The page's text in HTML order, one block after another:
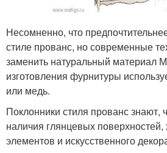
Несомненно, что
стиле прованс, но современные
заменить натуральный материал
изготовления фурнитуры
или медь.
Поклонники стиля прованс знают,
наличия глянцевых
элементов и искусственного